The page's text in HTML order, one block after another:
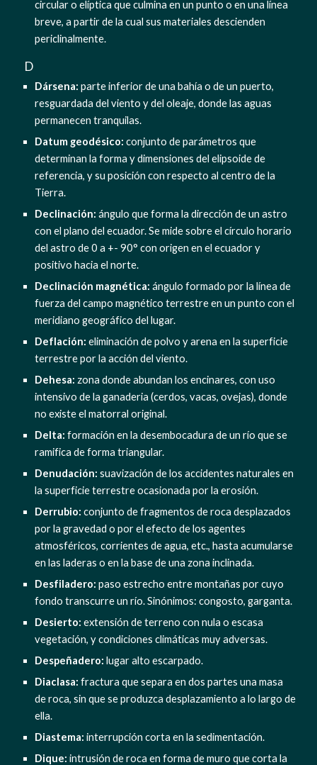
circular o elíptica que culmina en un punto o en una línea
breve, a partir de la cual sus materiales descienden
periclinalmente.
  D
Dársena: parte inferior de una bahía o de un puerto,
resguardada del viento y del oleaje, donde las aguas
permanecen tranquilas.
Datum geodésico: conjunto de parámetros que
determinan la forma y dimensiones del elipsoide de
referencia, y su posición con respecto al centro de la
Tierra.
Declinación: ángulo que forma la dirección de un astro
con el plano del ecuador. Se mide sobre el círculo horario
del astro de 0 a +- 90° con origen en el ecuador y
positivo hacia el norte.
Declinación magnética: ángulo formado por la línea de
fuerza del campo magnético terrestre en un punto con el
meridiano geográfico del lugar.
Deflación: eliminación de polvo y arena en la superficie
terrestre por la acción del viento.
Dehesa: zona donde abundan los encinares, con uso
intensivo de la ganaderia (cerdos, vacas, ovejas), donde
no existe el matorral original.
Delta: formación en la desembocadura de un río que se
ramifica de forma triangular.
Denudación: suavización de los accidentes naturales en
la superficie terrestre ocasionada por la erosión.
Derrubio: conjunto de fragmentos de roca desplazados
por la gravedad o por el efecto de los agentes
atmosféricos, corrientes de agua, etc., hasta acumularse
en las laderas o en la base de una zona inclinada.
Desfiladero: paso estrecho entre montañas por cuyo
fondo transcurre un río. Sinónimos: congosto, garganta.
Desierto: extensión de terreno con nula o escasa
vegetación, y condiciones climáticas muy adversas.
Despeñadero: lugar alto escarpado.
Diaclasa: fractura que separa en dos partes una masa
de roca, sin que se produzca desplazamiento a lo largo de
ella.
Diastema: interrupción corta en la sedimentación.
Dique: intrusión de roca en forma de muro que corta la